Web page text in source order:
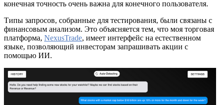
конечная точность очень важна для конечного пользователя.
Типы запросов, собранные для тестирования, были связаны с
финансовым анализом. Это объясняется тем, что моя торговая
платформа, NexusTrade, имеет интерфейс на естественном
языке, позволяющий инвесторам запрашивать акции с
помощью ИИ.